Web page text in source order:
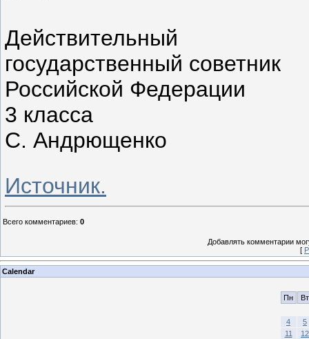
Действительный
государственный советник
Российской Федерации
3 класса
С. Андрющенко
Источник.
Всего комментариев: 0
Добавлять комментарии
[
Calendar
Пн Вт
4
5
11
12